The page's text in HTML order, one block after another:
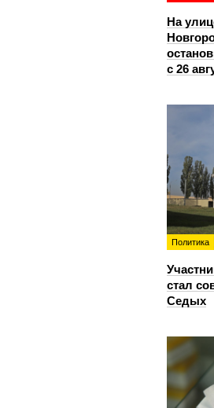
На
с 26
Политика
стал
Седых